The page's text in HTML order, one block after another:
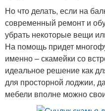
Но что делать, если на
современный ремонт и
убрать некоторые вещи
На помощь придет
именно – скамейки со
идеальное решение как
для просторной лоджии,
мебели вполне можно